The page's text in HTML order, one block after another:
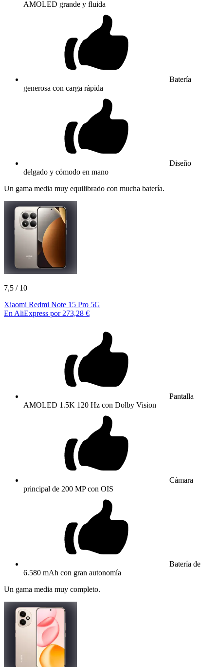
AMOLED grande y fluida
Batería
generosa con carga rápida
Diseño
delgado y cómodo en mano
Un gama media muy equilibrado con mucha batería.
7,5 / 10
Xiaomi Redmi Note 15 Pro 5G
En AliExpress por 273,28 €
Pantalla
AMOLED 1.5K 120 Hz con Dolby Vision
Cámara
principal de 200 MP con OIS
Batería de
6.580 mAh con gran autonomía
Un gama media muy completo.